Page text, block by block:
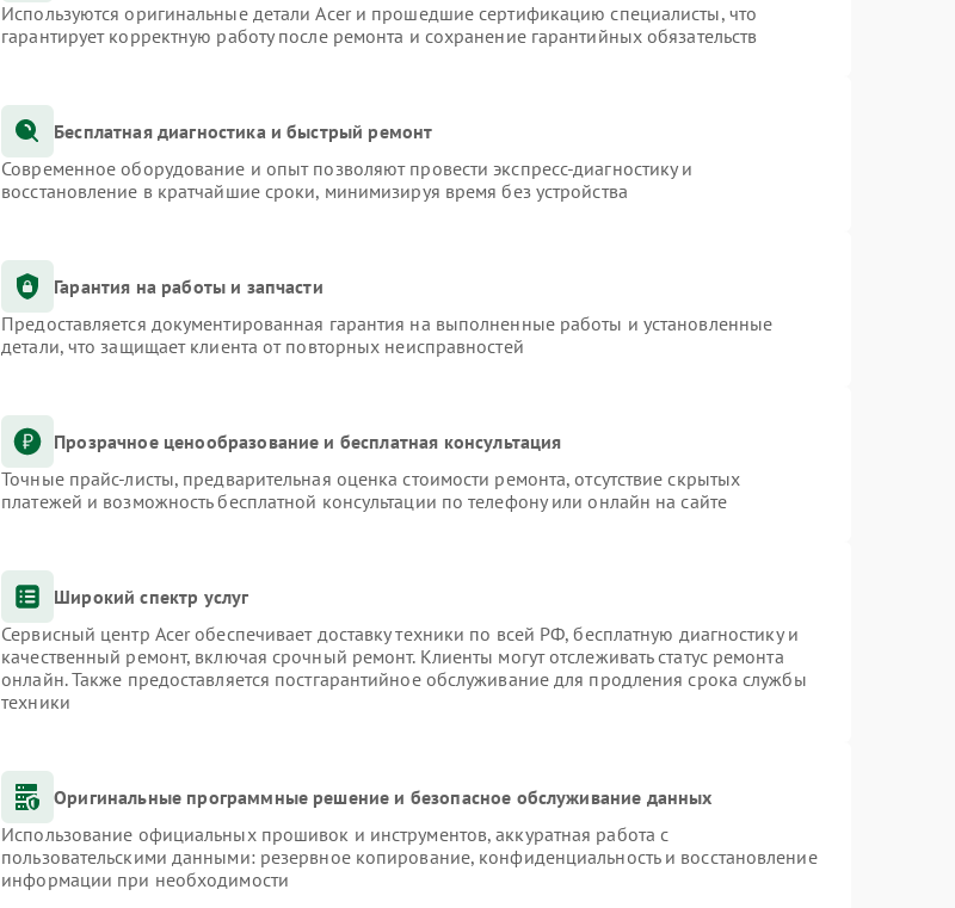
Используются оригинальные детали Acer и прошедшие сертификацию специалисты, что
гарантирует корректную работу после ремонта и сохранение гарантийных обязательств
Бесплатная диагностика и быстрый ремонт
Современное оборудование и опыт позволяют провести экспресс-диагностику и
восстановление в кратчайшие сроки, минимизируя время без устройства
Гарантия на работы и запчасти
Предоставляется документированная гарантия на выполненные работы и установленные
детали, что защищает клиента от повторных неисправностей
Прозрачное ценообразование и бесплатная консультация
Точные прайс-листы, предварительная оценка стоимости ремонта, отсутствие скрытых
платежей и возможность бесплатной консультации по телефону или онлайн на сайте
Широкий спектр услуг
Сервисный центр Acer обеспечивает доставку техники по всей РФ, бесплатную диагностику и
качественный ремонт, включая срочный ремонт. Клиенты могут отслеживать статус ремонта
онлайн. Также предоставляется постгарантийное обслуживание для продления срока службы
техники
Оригинальные программные решение и безопасное обслуживание данных
Использование официальных прошивок и инструментов, аккуратная работа с
пользовательскими данными: резервное копирование, конфиденциальность и восстановление
информации при необходимости